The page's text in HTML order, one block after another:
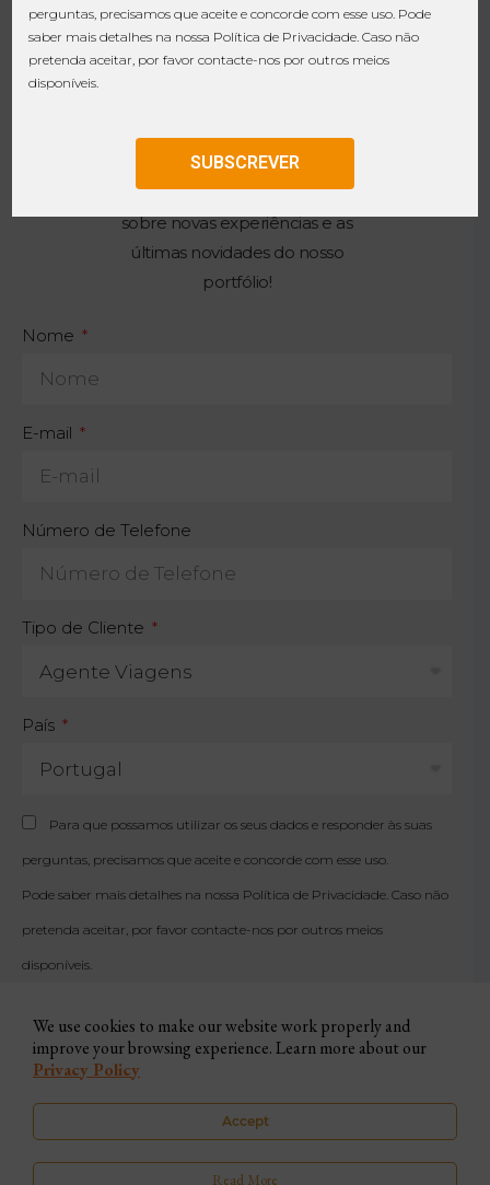
VAMOS MANTER
CONTACTO!
Subscreva a nossa newsletter para
receber as nossas
recomendações, informações
sobre novas experiências e as
últimas novidades do nosso
portfólio!
Nome
E-mail
Número de Telefone
Tipo de Cliente
País
Para que possamos utilizar os seus dados e responder às suas
perguntas, precisamos que aceite e concorde com esse uso.
Pode saber mais detalhes na nossa Política de Privacidade. Caso não
pretenda aceitar, por favor contacte-nos por outros meios
disponíveis.
SUBSCREVER
© 2023 The Little Orange – Todos os Direitos
perguntas, precisamos que aceite e concorde com esse uso. Pode
saber mais detalhes na nossa Política de Privacidade . Caso não
pretenda aceitar, por favor contacte-nos por outros meios
disponíveis.
SUBSCREVER
We use cookies to make our website work properly and
improve your browsing experience. Learn more about our
Privacy Policy
Accept
Read More